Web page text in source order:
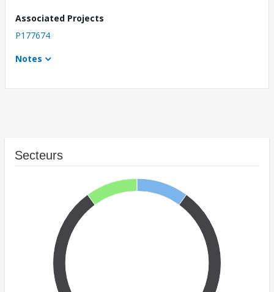
Associated Projects
P177674
Notes
Secteurs